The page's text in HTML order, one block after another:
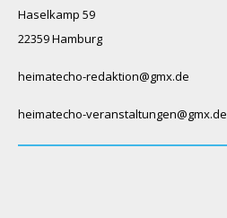
Haselkamp 59
22359 Hamburg
heimatecho-redaktion@gmx.de
heimatecho-veranstaltungen@gmx.de